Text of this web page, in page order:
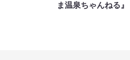
ま温泉ちゃんねる』